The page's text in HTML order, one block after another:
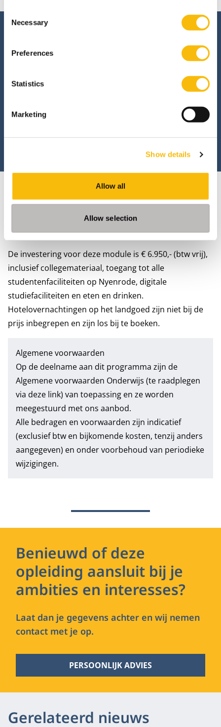
Consent
Selection
Necessary
Preferences
Statistics
Marketing
Show details
Allow all
Allow selection
opleiding?
Ben jij geïnteresseerd in de opleiding
je dan online aan.
Investering
De investering voor deze module is € 6.950,- (btw vrij),
inclusief collegemateriaal, toegang tot alle
studentenfaciliteiten op Nyenrode, digitale
studiefaciliteiten en eten en drinken.
Hotelovernachtingen op het landgoed zijn niet bij de
prijs inbegrepen en zijn los bij te boeken.
Algemene voorwaarden
Op de deelname aan dit programma zijn de
Algemene voorwaarden Onderwijs (te raadplegen
via deze link) van toepassing en ze worden
meegestuurd met ons aanbod.
Alle bedragen en voorwaarden zijn indicatief
(exclusief btw en bijkomende kosten, tenzij anders
aangegeven) en onder voorbehoud van periodieke
wijzigingen.
Benieuwd of deze
opleiding aansluit bij je
ambities en interesses?
Laat dan je gegevens achter en wij nemen
contact met je op.
PERSOONLIJK ADVIES
Gerelateerd nieuws